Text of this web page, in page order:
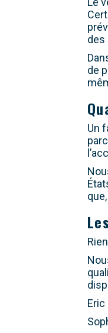
des
de
Un
Eric